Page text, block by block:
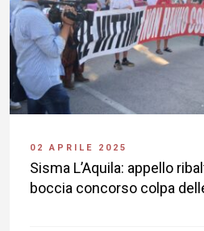
02 APRILE 2025
Sisma L’Aquila: appello
boccia concorso colpa